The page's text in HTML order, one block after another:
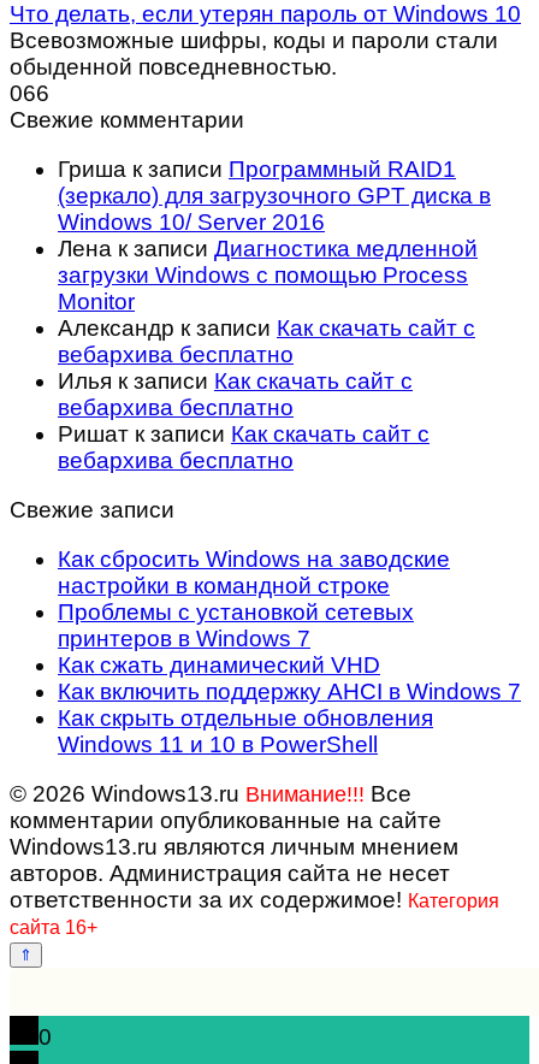
Что делать, если утерян пароль от Windows 10
Всевозможные шифры, коды и пароли стали
обыденной повседневностью.
066
Свежие комментарии
Гриша к записи Программный RAID1
(зеркало) для загрузочного GPT диска в
Windows 10/ Server 2016
Лена к записи Диагностика медленной
загрузки Windows с помощью Process
Monitor
Александр к записи Как скачать сайт с
вебархива бесплатно
Илья к записи Как скачать сайт с
вебархива бесплатно
Ришат к записи Как скачать сайт с
вебархива бесплатно
Свежие записи
Как сбросить Windows на заводские
настройки в командной строке
Проблемы с установкой сетевых
принтеров в Windows 7
Как сжать динамический VHD
Как включить поддержку AHCI в Windows 7
Как скрыть отдельные обновления
Windows 11 и 10 в PowerShell
© 2026 Windows13.ru Внимание!!! Все
комментарии опубликованные на сайте
Windows13.ru являются личным мнением
авторов. Администрация сайта не несет
ответственности за их содержимое! Категория
сайта 16+
0